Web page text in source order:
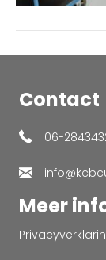
Contact
06-
Meer